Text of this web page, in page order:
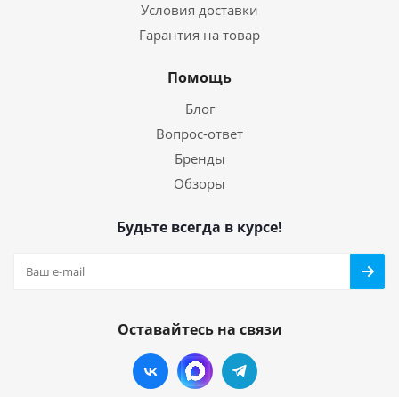
Условия доставки
Гарантия на товар
Помощь
Блог
Вопрос-ответ
Бренды
Обзоры
Будьте всегда в курсе!
Оставайтесь на связи